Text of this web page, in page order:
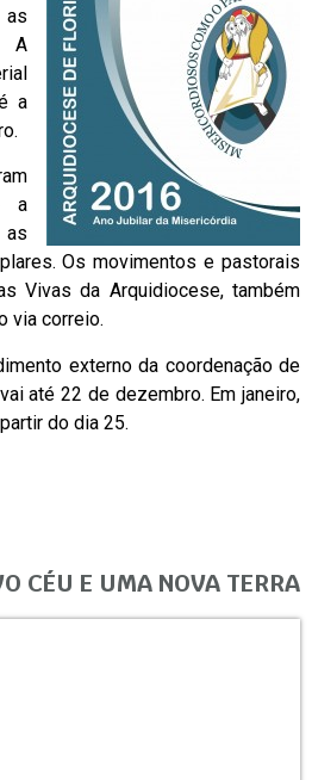
A
a
a
as
Os movimentos e pastorais
Vivas da Arquidiocese, também
via correio.
externo da coordenação de
até 22 de dezembro. Em janeiro,
do dia 25.
CÉU E UMA NOVA TERRA